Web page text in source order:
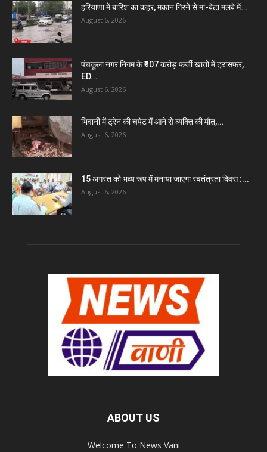
हरियाणा में बारिश का कहर, मकान गिरने से मां-बेटा मलबे में...
August 6, 2026
पंचकूला नगर निगम के ₹107 करोड़ फर्जी खातों में ट्रांसफर,
ED...
August 6, 2026
भिवानी में ट्रेन की चपेट में आने से व्यक्ति की मौत,...
August 6, 2026
15 अगस्त को भव्य रूप में मनाया जाएगा स्वतंत्रता दिवस :...
August 6, 2026
ABOUT US
Welcome To News Vani